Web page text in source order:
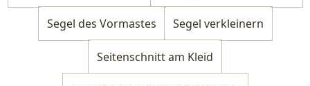
Segel des Vormastes Segel verkleinern
Seitenschnitt am Kleid